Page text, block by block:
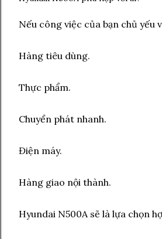
Nếu công việc của bạn chủ yếu
Hàng tiêu dùng.
Thực phẩm.
Chuyển phát nhanh.
Điện máy.
Hàng giao nội thành.
Hyundai N500A sẽ là lựa chọn